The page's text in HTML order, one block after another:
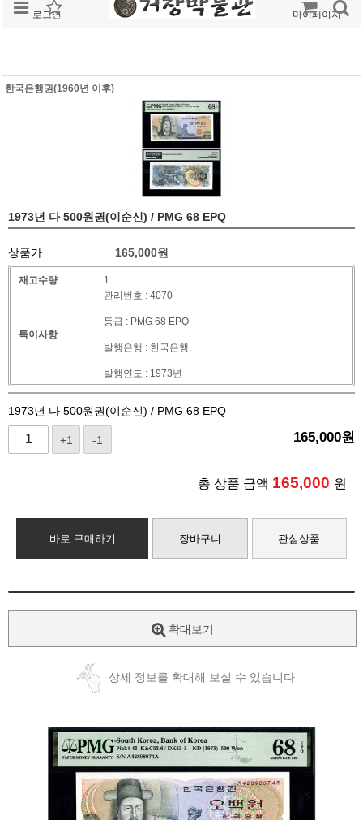
로그인 회원가입 주문조회 마이페이지
한국은행권(1960년 이후)
1973년 다 500원권(이순신) / PMG 68 EPQ
상품가 165,000원
재고수량 1
특이사항
관리번호 : 4070
등급 : PMG 68 EPQ
발행은행 : 한국은행
발행연도 : 1973년
1973년 다 500원권(이순신) / PMG 68 EPQ
+1 -1 165,000원
총 상품 금액 165,000 원
바로 구매하기 장바구니 관심상품
확대보기
상세 정보를 확대해 보실 수 있습니다